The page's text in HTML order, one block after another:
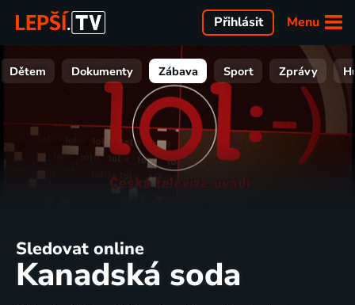
Menu
Přihlásit
Dětem Dokumenty Zábava Sport Zprávy
Sledovat online
Kanadská soda